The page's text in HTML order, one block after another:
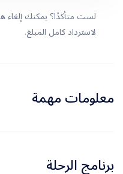
لاسترداد كامل المبلغ.
معلومات مهمة
برنامج الرحلة